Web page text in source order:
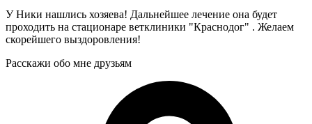
У Ники нашлись хозяева! Дальнейшее лечение она будет
проходить на стационаре ветклиники "Краснодог" . Желаем
скорейшего выздоровления!
Расскажи обо мне друзьям